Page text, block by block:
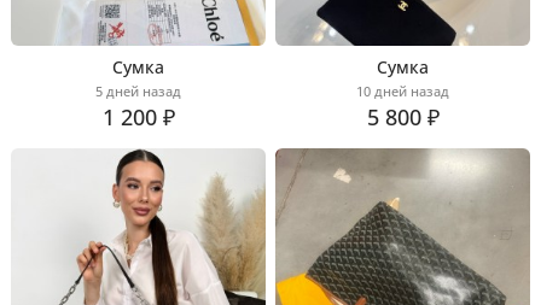
Сумка
5 дней назад
1 200 ₽
Сумка
10 дней назад
5 800 ₽